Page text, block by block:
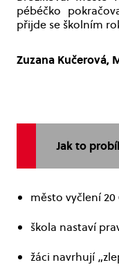
pébéčko
přijde se školním
Zuzana Kučerová,
Jak to
město vyčlení
škola nastaví
žáci navrhují